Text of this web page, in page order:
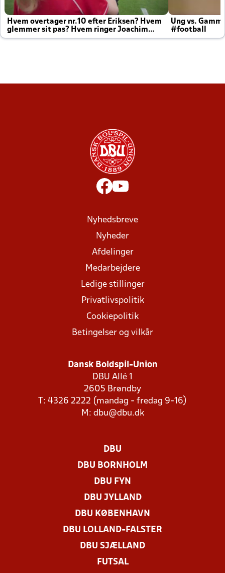
Hvem overtager nr.10 efter Eriksen? Hvem
glemmer sit pas? Hvem ringer Joachim
altid til efter kampe?
Ung vs.
#football
Nyhedsbreve
Nyheder
Afdelinger
Medarbejdere
Ledige stillinger
Privatlivspolitik
Cookiepolitik
Betingelser og vilkår
Dansk Boldspil-Union
DBU Allé 1
2605 Brøndby
T: 4326 2222 (mandag - fredag 9-16)
M: dbu@dbu.dk
DBU
DBU BORNHOLM
DBU FYN
DBU JYLLAND
DBU KØBENHAVN
DBU LOLLAND-FALSTER
DBU SJÆLLAND
FUTSAL